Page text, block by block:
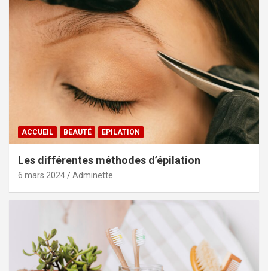
ACCUEIL BEAUTÉ EPILATION
Les différentes méthodes d’épilation
6 mars 2024 Adminette